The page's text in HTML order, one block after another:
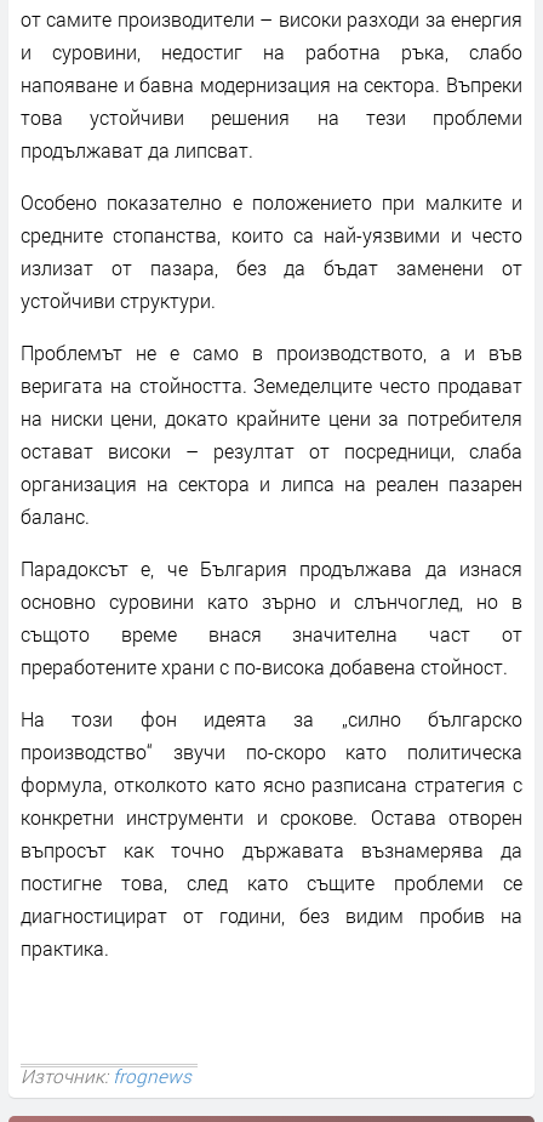
от самите производители – високи разходи за енергия
и суровини, недостиг на работна ръка, слабо
напояване и бавна модернизация на сектора. Въпреки
това устойчиви решения на тези проблеми
продължават да липсват.
Особено показателно е положението при малките и
средните стопанства, които са най-уязвими и често
излизат от пазара, без да бъдат заменени от
устойчиви структури.
Проблемът не е само в производството, а и във
веригата на стойността. Земеделците често продават
на ниски цени, докато крайните цени за потребителя
остават високи – резултат от посредници, слаба
организация на сектора и липса на реален пазарен
баланс.
Парадоксът е, че България продължава да изнася
основно суровини като зърно и слънчоглед, но в
същото време внася значителна част от
преработените храни с по-висока добавена стойност.
На този фон идеята за „силно българско
производство“ звучи по-скоро като политическа
формула, отколкото като ясно разписана стратегия с
конкретни инструменти и срокове. Остава отворен
въпросът как точно държавата възнамерява да
постигне това, след като същите проблеми се
диагностицират от години, без видим пробив на
практика.
Източник:frognews